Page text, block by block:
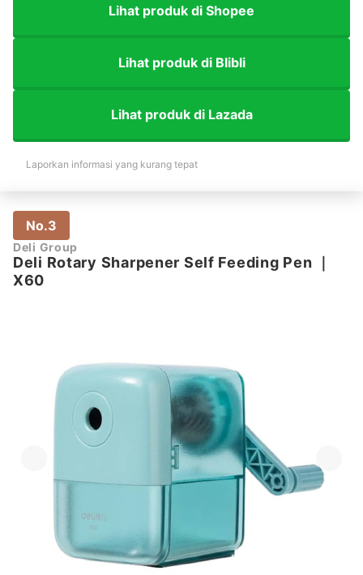
Lihat produk di Shopee
Lihat produk di Blibli
Lihat produk di Lazada
Laporkan informasi yang kurang tepat
No.3
Deli Group
Deli Rotary Sharpener Self Feeding Pen
X60